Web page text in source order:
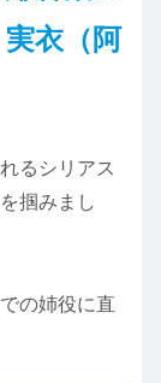
衣（阿
るシリアス
掴みまし
の姉役に直